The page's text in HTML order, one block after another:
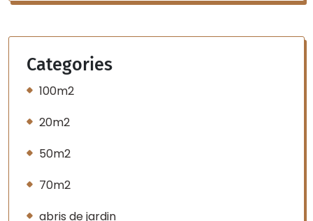
Categories
100m2
20m2
50m2
70m2
abris de jardin